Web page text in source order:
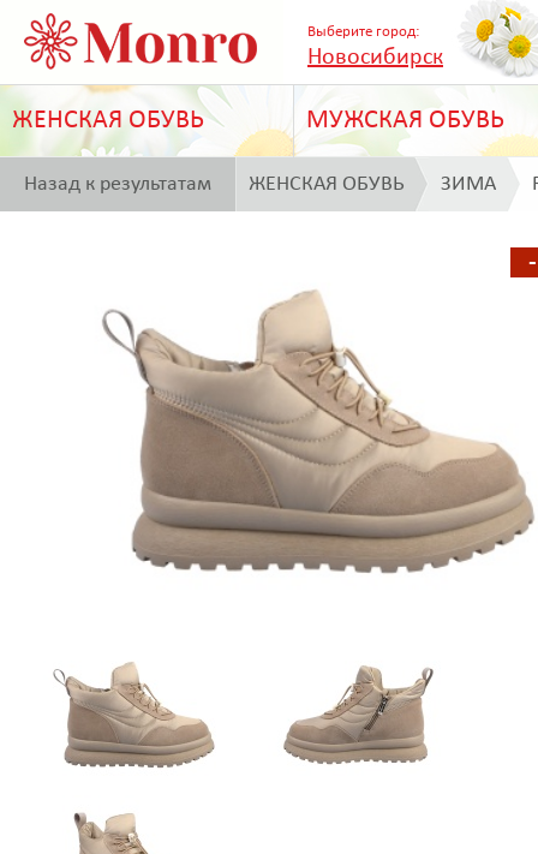
Выберите город:
Новосибирск
ЖЕНСКАЯ ОБУВЬ МУЖСКАЯ ОБУВЬ
Назад к результатам ЖЕНСКАЯ ОБУВЬ ЗИМА